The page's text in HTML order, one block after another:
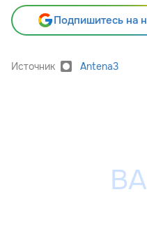
Подпишитесь на
Источник Antena3